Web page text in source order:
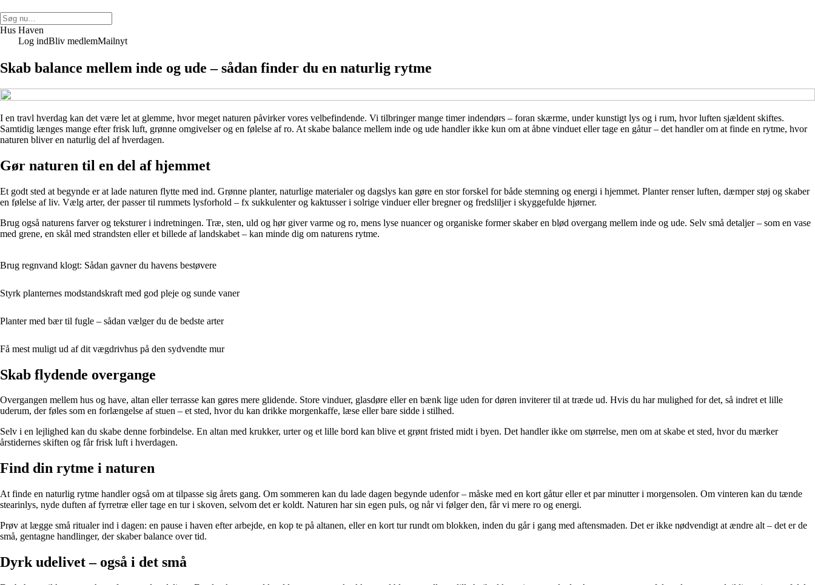
Hus Haven
Log indBliv medlemMailnyt
Skab balance mellem inde og ude – sådan finder du en naturlig rytme
I en travl hverdag kan det være let at glemme, hvor meget naturen påvirker vores velbefindende. Vi tilbringer mange timer indendørs – foran skærme, under kunstigt lys og i rum, hvor luften sjældent skiftes.
Samtidig længes mange efter frisk luft, grønne omgivelser og en følelse af ro. At skabe balance mellem inde og ude handler ikke kun om at åbne vinduet eller tage en gåtur – det handler om at finde en rytme, hvor
naturen bliver en naturlig del af hverdagen.
Gør naturen til en del af hjemmet
Et godt sted at begynde er at lade naturen flytte med ind. Grønne planter, naturlige materialer og dagslys kan gøre en stor forskel for både stemning og energi i hjemmet. Planter renser luften, dæmper støj og skaber
en følelse af liv. Vælg arter, der passer til rummets lysforhold – fx sukkulenter og kaktusser i solrige vinduer eller bregner og fredsliljer i skyggefulde hjørner.
Brug også naturens farver og teksturer i indretningen. Træ, sten, uld og hør giver varme og ro, mens lyse nuancer og organiske former skaber en blød overgang mellem inde og ude. Selv små detaljer – som en vase
med grene, en skål med strandsten eller et billede af landskabet – kan minde dig om naturens rytme.
Brug regnvand klogt: Sådan gavner du havens bestøvere
Styrk planternes modstandskraft med god pleje og sunde vaner
Planter med bær til fugle – sådan vælger du de bedste arter
Få mest muligt ud af dit vægdrivhus på den sydvendte mur
Skab flydende overgange
Overgangen mellem hus og have, altan eller terrasse kan gøres mere glidende. Store vinduer, glasdøre eller en bænk lige uden for døren inviterer til at træde ud. Hvis du har mulighed for det, så indret et lille
uderum, der føles som en forlængelse af stuen – et sted, hvor du kan drikke morgenkaffe, læse eller bare sidde i stilhed.
Selv i en lejlighed kan du skabe denne forbindelse. En altan med krukker, urter og et lille bord kan blive et grønt fristed midt i byen. Det handler ikke om størrelse, men om at skabe et sted, hvor du mærker
årstidernes skiften og får frisk luft i hverdagen.
Find din rytme i naturen
At finde en naturlig rytme handler også om at tilpasse sig årets gang. Om sommeren kan du lade dagen begynde udenfor – måske med en kort gåtur eller et par minutter i morgensolen. Om vinteren kan du tænde
stearinlys, nyde duften af fyrretræ eller tage en tur i skoven, selvom det er koldt. Naturen har sin egen puls, og når vi følger den, får vi mere ro og energi.
Prøv at lægge små ritualer ind i dagen: en pause i haven efter arbejde, en kop te på altanen, eller en kort tur rundt om blokken, inden du går i gang med aftensmaden. Det er ikke nødvendigt at ændre alt – det er de
små, gentagne handlinger, der skaber balance over tid.
Dyrk udelivet – også i det små